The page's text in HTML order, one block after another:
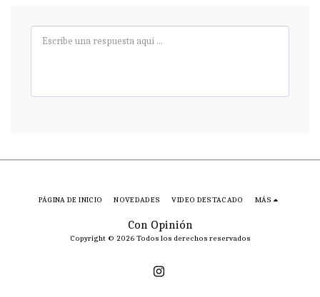
Con Opinión
Copyright © 2026 Todos los derechos reservados
PÁGINA DE INICIO NOVEDADES VIDEO DESTACADO MÁS